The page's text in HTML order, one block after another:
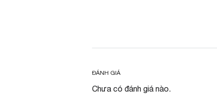
ĐÁNH GIÁ
Chưa có đánh giá nào.